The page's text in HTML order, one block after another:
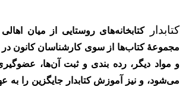
کتابدارکتابخانه‌های روستایی از میان
مجموعۀ کتاب‌ها از سوی کارشناسان کانون در
و مواد دیگر، رده بندی و ثبت آن‌ها،
‌می‌شود، و نیز آموزش کتابدار جایگزین را به